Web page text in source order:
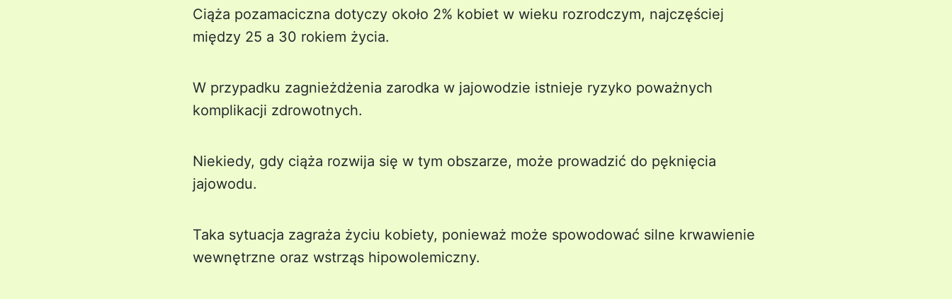
Ciąża pozamaciczna dotyczy około 2% kobiet w wieku rozrodczym, najczęściej
między 25 a 30 rokiem życia.
W przypadku zagnieżdżenia zarodka w jajowodzie istnieje ryzyko poważnych
komplikacji zdrowotnych.
Niekiedy, gdy ciąża rozwija się w tym obszarze, może prowadzić do pęknięcia
jajowodu.
Taka sytuacja zagraża życiu kobiety, ponieważ może spowodować silne krwawienie
wewnętrzne oraz wstrząs hipowolemiczny.